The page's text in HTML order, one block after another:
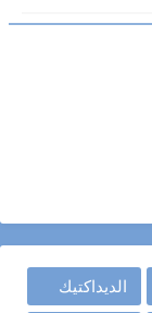
الديداكتيك